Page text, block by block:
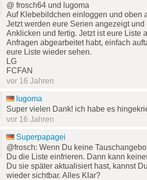
@ frosch64 und lugoma
Auf Klebebildchen einloggen und oben
Jetzt werden eure Serien angezeigt und
Anklicken und fertig. Jetzt ist eure Liste
Anfragen abgearbeitet habt, einfach
eure Liste wieder sehen.
LG
FCFAN
vor 16 Jahren
lugoma
Super vielen Dank! ich habe es
vor 16 Jahren
Superpapagei
@frosch: Wenn Du keine
Du die Liste einfrieren. Dann kann
Du sie später aktualisiert hast, kannst
wieder sichtbar. Alles Klar?